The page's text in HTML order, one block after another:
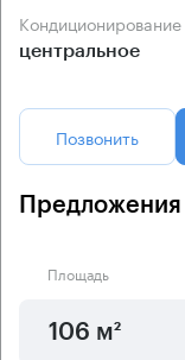
Кондиционирование
центральное
Позвонить
Площадь
106 м²